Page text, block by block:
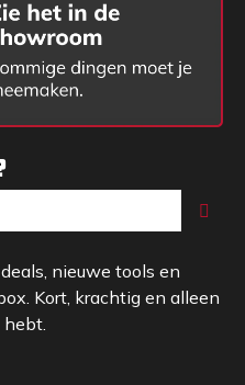
nieuwe tools en
Kort, krachtig en alleen